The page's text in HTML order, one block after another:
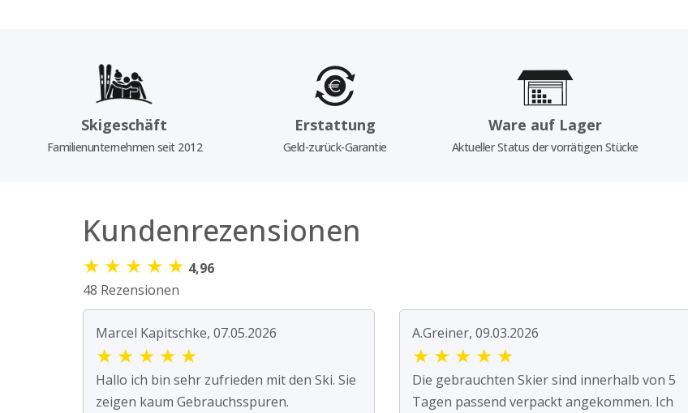
Skigeschäft
Familienunternehmen seit 2012
Erstattung
Geld-zurück-Garantie
Ware auf Lager
Aktueller Status der vorrätigen Stücke
Kundenrezensionen
★ ★ ★ ★ ★ 4,96
48 Rezensionen
Marcel Kapitschke, 07.05.2026
★ ★ ★ ★ ★
Hallo ich bin sehr zufrieden mit den Ski. Sie
zeigen kaum Gebrauchsspuren.
A.Greiner, 09.03.2026
★ ★ ★ ★ ★
Die gebrauchten Skier sind innerhalb von 5
Tagen passend verpackt angekommen. Ich